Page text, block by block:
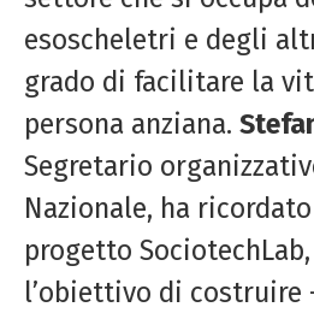
esoscheletri e degli
grado di facilitare la
persona anziana.
Segretario
Nazionale, ha
progetto
l’obiettivo di costruire